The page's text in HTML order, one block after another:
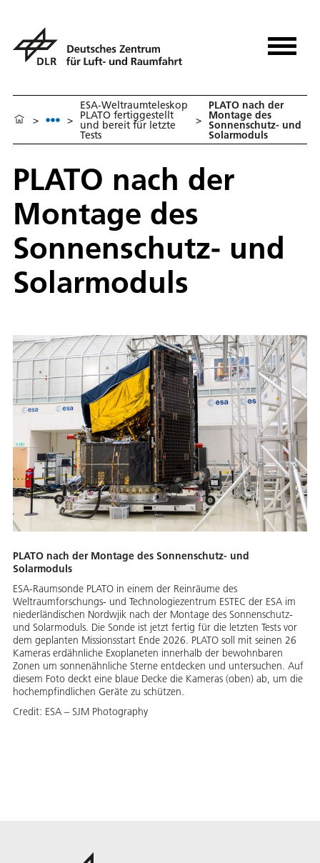
> >
ESA-Weltraumteleskop
PLATO fertiggestellt
und bereit für letzte
Tests
>
PLATO nach der
Montage des
Sonnenschutz- und
Solarmoduls
PLATO nach der
Montage des
Sonnenschutz- und
Solarmoduls
PLATO nach der Montage des Sonnenschutz- und
Solarmoduls
ESA-Raumsonde PLATO in einem der Reinräume des
Weltraumforschungs- und Technologiezentrum ESTEC der ESA im
niederländischen Nordwjik nach der Montage des Sonnenschutz-
und Solarmoduls. Die Sonde ist jetzt fertig für die letzten Tests vor
dem geplanten Missionsstart Ende 2026. PLATO soll mit seinen 26
Kameras erdähnliche Exoplaneten innerhalb der bewohnbaren
Zonen um sonnenähnliche Sterne entdecken und untersuchen. Auf
diesem Foto deckt eine blaue Decke die Kameras (oben) ab, um die
hochempfindlichen Geräte zu schützen.
Credit: ESA – SJM Photography